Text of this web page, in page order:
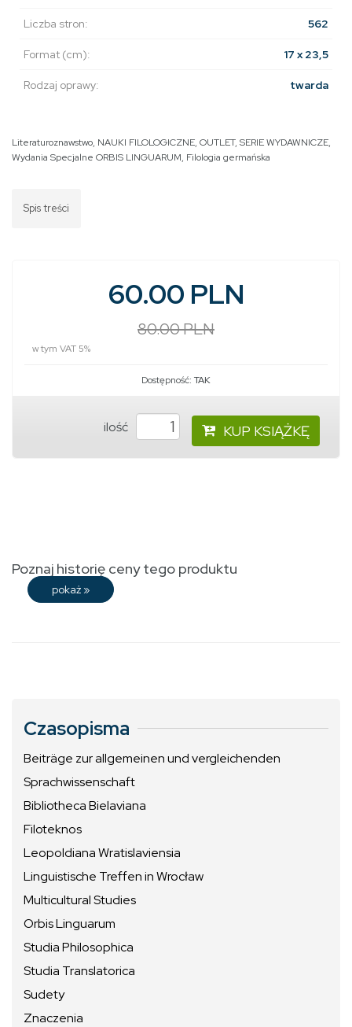
Liczba stron: 562
Format (cm): 17 x 23,5
Rodzaj oprawy: twarda
Literaturoznawstwo, NAUKI FILOLOGICZNE, OUTLET, SERIE WYDAWNICZE,
Wydania Specjalne ORBIS LINGUARUM, Filologia germańska
Spis treści
60.00 PLN
80.00 PLN
w tym VAT 5%
Dostępność: TAK
ilość KUP KSIĄŻKĘ
Poznaj historię ceny tego produktu
pokaż »
Czasopisma
Beiträge zur allgemeinen und vergleichenden
Sprachwissenschaft
Bibliotheca Bielaviana
Filoteknos
Leopoldiana Wratislaviensia
Linguistische Treffen in Wrocław
Multicultural Studies
Orbis Linguarum
Studia Philosophica
Studia Translatorica
Sudety
Znaczenia